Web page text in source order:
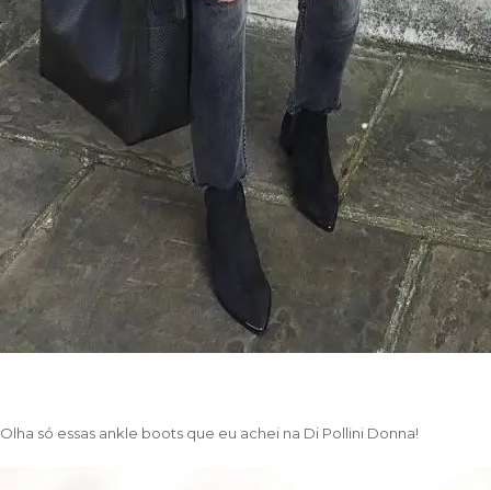
Olha só essas ankle boots que eu achei na Di Pollini Donna!